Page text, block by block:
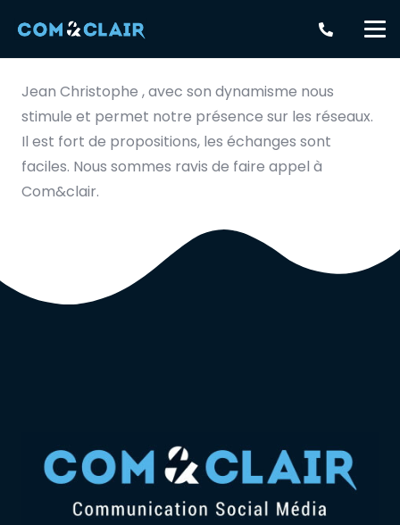
Jean Christophe , avec son dynamisme nous
stimule et permet notre présence sur les réseaux.
Il est fort de propositions, les échanges sont
faciles. Nous sommes ravis de faire appel à
Com&clair.